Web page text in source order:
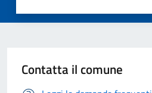
Contatta il comune